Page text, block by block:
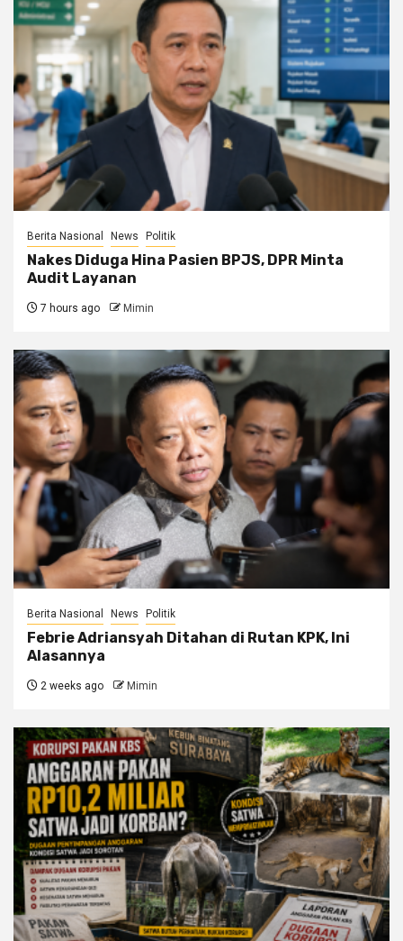
Berita Nasional News Politik
Nakes Diduga Hina Pasien BPJS, DPR Minta
Audit Layanan
7 hours ago Mimin
Berita Nasional News Politik
Febrie Adriansyah Ditahan di Rutan KPK, Ini
Alasannya
2 weeks ago Mimin